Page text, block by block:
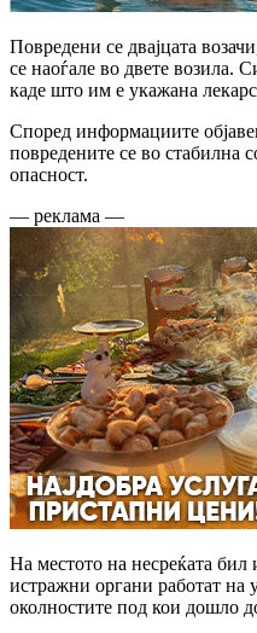
Повредени се двајцата
се наоѓале во двете возила.
каде што им е укажана
Според информациите
повредените се во стабилна
опасност.
— реклама —
На местото на несреќата
истражни органи работат на
околностите под кои дошло